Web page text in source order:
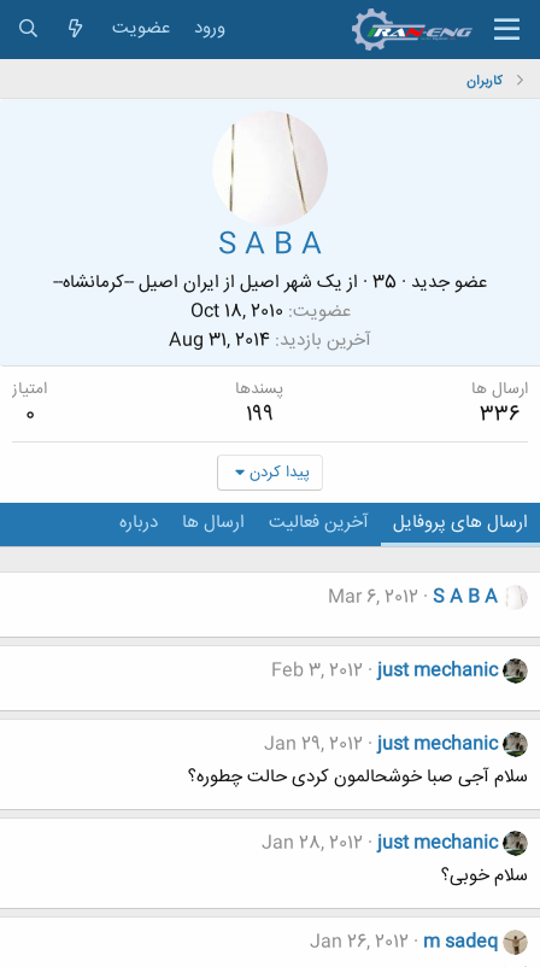
ورود عضویت
کاربران
S A B A
عضو جدید ·
· از یک شهر اصیل از ایران اصیل --کرمانشاه--
عضویت Oct 18, 2010
آخرین بازدید Aug 31, 2014
ارسال ها
336
پسندها
199
امتیاز
0
پیدا کردن
ارسال های پروفایل آخرین فعالیت ارسال ها درباره
S A B A
Mar 6, 2012
just mechanic
Feb 3, 2012
just mechanic
Jan 29, 2012
سلام آجی صبا خوشحالمون کردی حالت چطوره؟
just mechanic
Jan 28, 2012
سلام خوبی؟
m sadeq
Jan 26, 2012